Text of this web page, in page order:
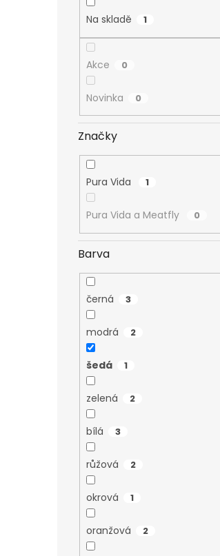
Na skladě 1
Akce 0
Novinka 0
Značky
Pura Vida 1
Pura Vida a Meatfly 0
Barva
černá 3
modrá 2
šedá 1
zelená 2
bílá 3
růžová 2
okrová 1
oranžová 2